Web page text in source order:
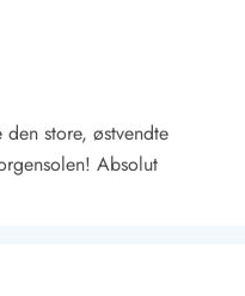
store, østvendte
Absolut